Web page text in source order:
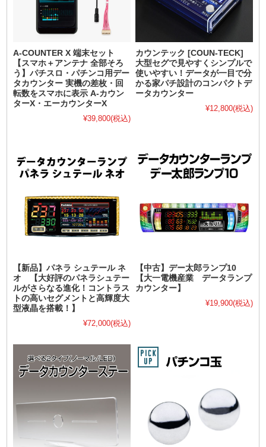
A-COUNTER X 端末セット
【スマホ＋アンテナ 全部そろ
う】パチスロ・パチンコ用デー
タカウンター 実機の差枚・回
転数をスマホに表示 A-カウン
ターX・エーカウンターX
¥39,800(税込)
カウンテック [COUN-TECK]
大型セグで見やすくシンプルで
使いやすい！データが一目で分
かる家パチ設計のコンパクトデ
ータカウンター
¥12,800(税込)
【新品】パネラ シュテール ネ
オ 【大好評のパネラシュテー
ルがさらなる進化！コントラス
トの高いセグメントと高輝度大
型液晶を搭載！】
¥72,000(税込)
【中古】デー太郎ランプ10
【大一電機産業 データランプ
カウンター】
¥19,900(税込)